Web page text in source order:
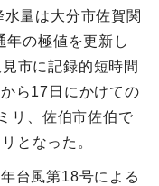
量は大分市佐賀関
年の極値を更新し
市に記録的短時間
ら17日にかけての
リ、佐伯市佐伯で
となった。
台風第18号による